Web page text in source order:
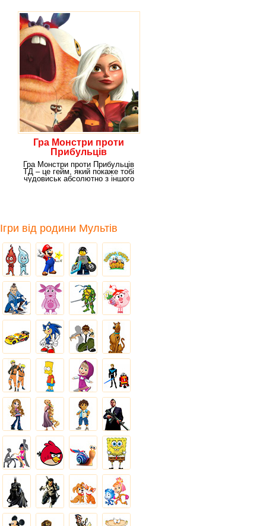
Гра Монстри проти
Прибульців
Гра Монстри проти Прибульців
ТД – це гейм, який покаже тобі
чудовиськ абсолютно з іншого
Ігри від родини Мультів